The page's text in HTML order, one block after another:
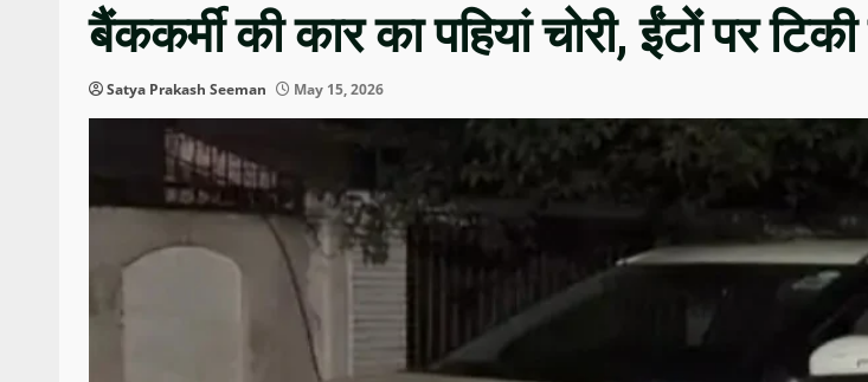
बैंककर्मी की कार का पहियां चोरी, ईंटों पर टिकी
Satya Prakash Seeman May 15, 2026